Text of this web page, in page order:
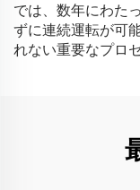
では、数年にわた
ずに連続運転が可
れない重要なプロ